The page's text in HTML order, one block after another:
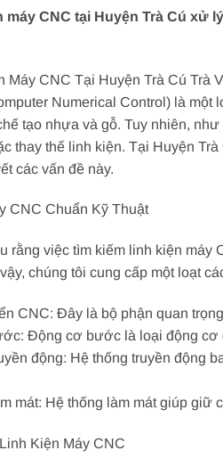
máy CNC tại Huyện Trà Cú xử
Máy CNC Tại Huyện Trà Cú Trà
Numerical Control) là
tạo nhựa và gỗ. Tuy nhiên,
thay thế linh kiện. Tại Huyện
các vấn đề này.
CNC Chuẩn Kỹ Thuật
rằng việc tìm kiếm linh kiện máy
chúng tôi cung cấp một loạt
CNC: Đây là bộ phận quan
Động cơ bước là loại động cơ
động: Hệ thống truyền động
mát: Hệ thống làm mát giúp giữ
Kiện Máy CNC